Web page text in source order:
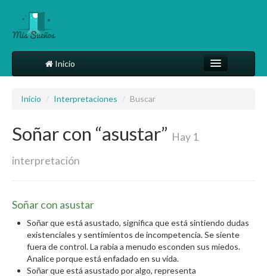
Inicio
Más
Inicio / Interpretaciones / Buscar
Soñar con “asustar” Hay 1
interpretación
Soñar con asustar
Soñar que está asustado, significa que está sintiendo dudas
existenciales y sentimientos de incompetencia. Se siente
fuera de control. La rabia a menudo esconden sus miedos.
Analice porque está enfadado en su vida.
Soñar que está asustado por algo, representa